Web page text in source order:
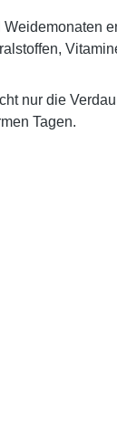
nur die
Tagen.